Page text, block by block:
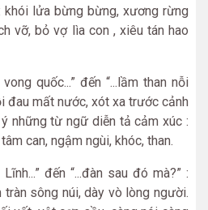
khói lửa bừng bừng, xương rừng
vỡ, bỏ vợ lìa con , xiêu tán hao
quốc...” đến “...lầm than nỗi
đau mất nước, xót xa trước cảnh
những từ ngữ diễn tả cảm xúc :
can, ngậm ngùi, khóc, than.
đến “...đàn sau đó mà?” :
sông núi, dày vò lòng người.